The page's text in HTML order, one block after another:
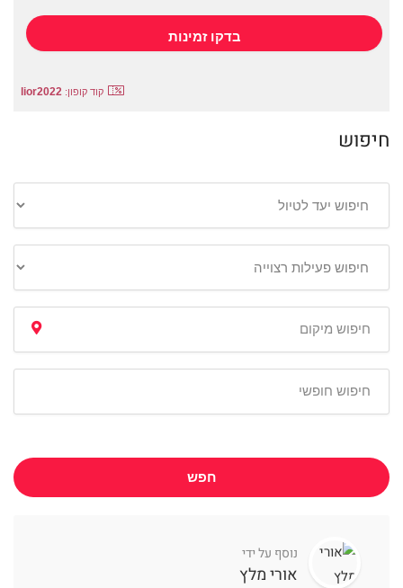
קוד קופון: lior2022
חיפוש
חפש
נוסף על ידי
אורי מלץ